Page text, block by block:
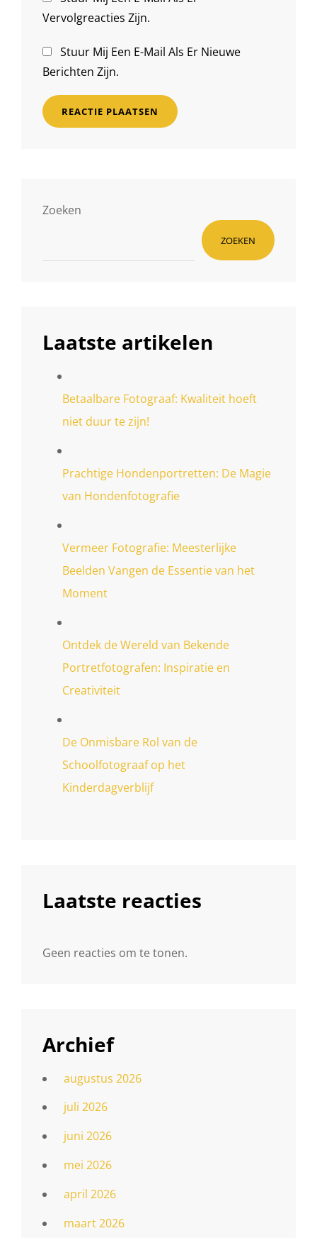
Vervolgreacties Zijn.
Stuur Mij Een E-Mail Als Er Nieuwe
Berichten Zijn.
Zoeken
ZOEKEN
Laatste artikelen
Betaalbare Fotograaf: Kwaliteit hoeft
niet duur te zijn!
Prachtige Hondenportretten: De Magie
van Hondenfotografie
Vermeer Fotografie: Meesterlijke
Beelden Vangen de Essentie van het
Moment
Ontdek de Wereld van Bekende
Portretfotografen: Inspiratie en
Creativiteit
De Onmisbare Rol van de
Schoolfotograaf op het
Kinderdagverblijf
Laatste reacties
Geen reacties om te tonen.
Archief
augustus 2026
juli 2026
juni 2026
mei 2026
april 2026
maart 2026